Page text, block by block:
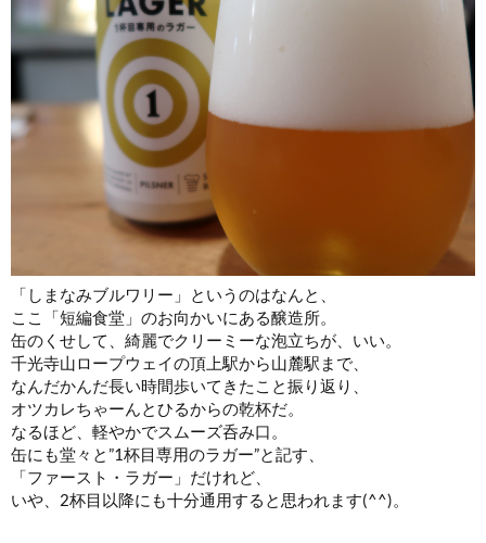
「しまなみブルワリー」というのはなんと、
ここ「短編食堂」のお向かいにある醸造所。
缶のくせして、綺麗でクリーミーな泡立ちが、いい。
千光寺山ロープウェイの頂上駅から山麓駅まで、
なんだかんだ長い時間歩いてきたこと振り返り、
オツカレちゃーんとひるからの乾杯だ。
なるほど、軽やかでスムーズ呑み口。
缶にも堂々と”1杯目専用のラガー”と記す、
「ファースト・ラガー」だけれど、
いや、2杯目以降にも十分通用すると思われます(^^)。